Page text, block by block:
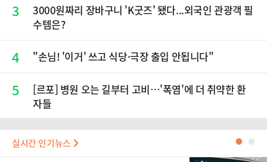
3
3000원짜리 장바구니 'K굿즈' 됐다...외국인 관광객 필
수템은?
4 "손님! '이거' 쓰고 식당·극장 출입 안됩니다"
5
[르포] 병원 오는 길부터 고비…'폭염'에 더 취약한 환
자들
실시간 인기뉴스 ●